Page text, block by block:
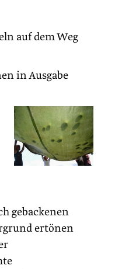
auf dem Weg
in Ausgabe
gebacke­nen
ertönen